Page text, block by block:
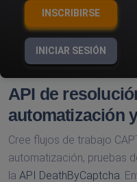
INSCRIBIRSE
INICIAR SESIÓN
API de
automatización
Cree flujos de trabajo
automatización, pruebas
la API DeathByCaptcha .